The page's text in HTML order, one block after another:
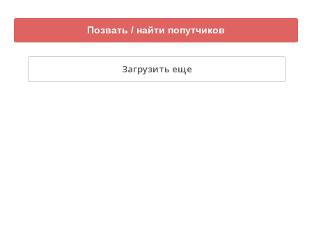
Позвать / найти попутчиков
Загрузить еще